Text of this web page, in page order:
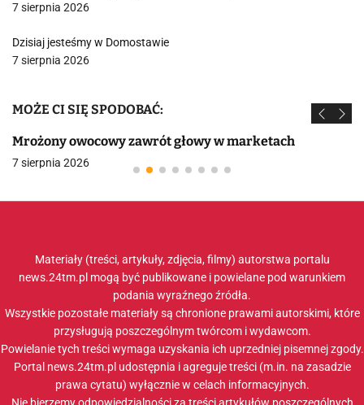
7 sierpnia 2026
Dzisiaj jesteśmy w Domostawie
7 sierpnia 2026
MOŻE CI SIĘ SPODOBAĆ:
Mrożony owocowy zawrót głowy w marketach
7 sierpnia 2026
Materiały (treści, artykuły, zdjęcia, filmy) autorstwa portalu
news.24tm.pl mogą być publikowane i powielane pod warunkiem
podania wyraźnego źródła.
Wszystkie pozostałe materiały są chronione prawami autorskimi, które
przysługują poszczególnym twórcom i wydawcom.
Powielanie tych treści wymaga uzyskania ich uprzedniej pisemnej zgody.
Portal news.24tm.pl udostępnia i agreguje treści (m.in. na zasadzie
prawa cytatu) wyłącznie w celach informacyjnych.